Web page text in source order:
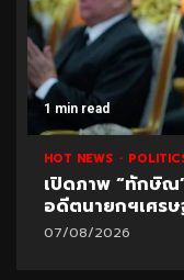
1 min read
HOT NEWS
ปูด!ข้อมูลใหม่สอ
มหา’ลัย
07/08/2026